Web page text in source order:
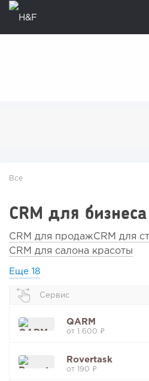
Все
CRM для бизнеса
CRM для продажCRM для
CRM для салона красоты
Еще 18
Сервис
QARM
от 1 600 ₽
Rovertask
от 190 ₽